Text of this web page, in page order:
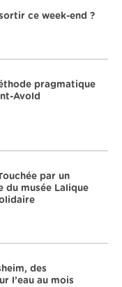
ce week-end ?
pragmatique
Avold
par un
du musée Lalique
des
l’eau au mois